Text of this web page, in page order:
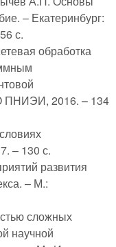
– Екатеринбург:
с.
обработка
ПНИЭИ, 2016. – 134
– 130 с.
развития
– М.:
сложных
научной